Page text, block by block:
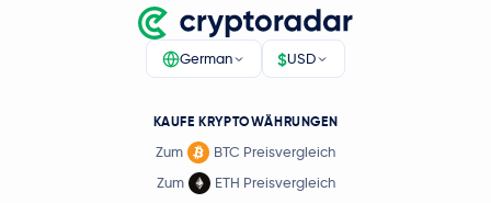
German $USD
KAUFE KRYPTOWÄHRUNGEN
Zum
BTC Preisvergleich
Zum
ETH Preisvergleich